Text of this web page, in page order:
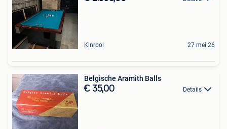
Kinrooi 27 mei 26
Belgische Aramith Balls
€ 35,00 Details